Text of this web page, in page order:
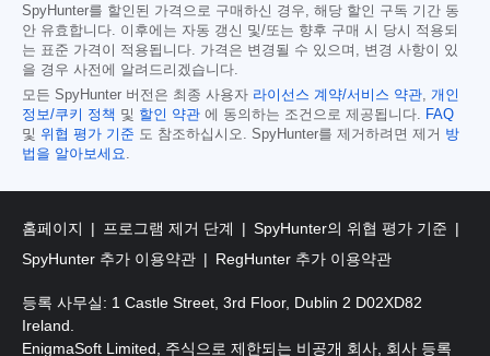
SpyHunter를 할인된 가격으로 구매하신 경우, 해당 할인 구독 기간 동
안 유효합니다. 이후에는 자동 갱신 및/또는 향후 구매 시 당시 적용되
는 표준 가격이 적용됩니다. 가격은 변경될 수 있으며, 변경 사항이 있
을 경우 사전에 알려드리겠습니다.
모든 SpyHunter 버전은 최종 사용자 라이선스 계약/서비스 약관
개인
정보/쿠키 정책 및 할인 약관 에 동의하는 조건으로 제공됩니다.
FAQ
및 위협 평가 기준 도 참조하십시오. SpyHunter를 제거하려면 제거 방
법을 알아보세요
홈페이지 프로그램 제거 단계
SpyHunter의 위협 평가 기준
SpyHunter 추가 이용약관
RegHunter 추가 이용약관
등록 사무실: 1 Castle Street, 3rd Floor, Dublin 2 D02XD82
Ireland.
EnigmaSoft Limited, 주식으로 제한되는 비공개 회사, 회사 등록